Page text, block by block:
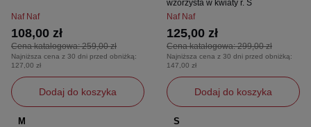
Naf Naf
Cena katalogowa:259,00 zł
108,00 zł
Najniższa cena z 30 dni przed obniżką:
127,00 zł
Dodaj do koszyka
M
wzorzysta w kwiaty r. S
Naf Naf
Cena katalogowa:299,00 zł
125,00 zł
Najniższa cena z 30 dni przed obniżką:
147,00 zł
Dodaj do koszyka
S